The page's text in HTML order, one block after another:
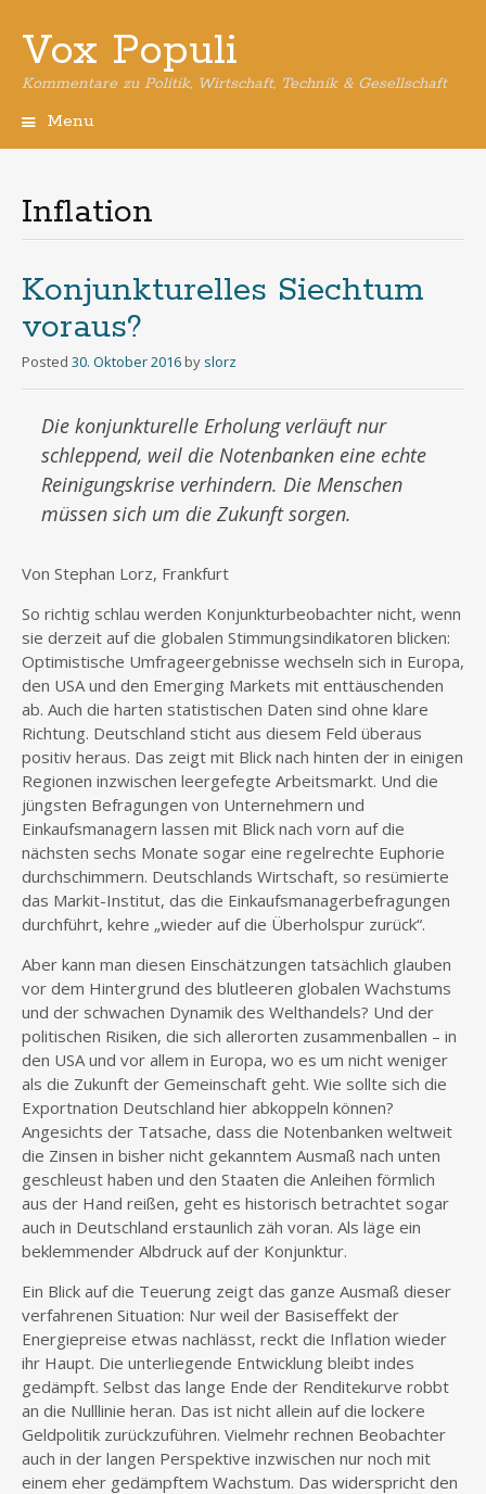
Vox Populi
Kommentare zu Politik, Wirtschaft, Technik & Gesellschaft
Menu
Inflation
Konjunkturelles Siechtum
voraus?
Posted 30. Oktober 2016 by slorz
Die konjunkturelle Erholung verläuft nur
schleppend, weil die Notenbanken eine echte
Reinigungskrise verhindern. Die Menschen
müssen sich um die Zukunft sorgen.
Von Stephan Lorz, Frankfurt
So richtig schlau werden Konjunkturbeobachter nicht, wenn
sie derzeit auf die globalen Stimmungsindikatoren blicken:
Optimistische Umfrageergebnisse wechseln sich in Europa,
den USA und den Emerging Markets mit enttäuschenden
ab. Auch die harten statistischen Daten sind ohne klare
Richtung. Deutschland sticht aus diesem Feld überaus
positiv heraus. Das zeigt mit Blick nach hinten der in einigen
Regionen inzwischen leergefegte Arbeitsmarkt. Und die
jüngsten Befragungen von Unternehmern und
Einkaufsmanagern lassen mit Blick nach vorn auf die
nächsten sechs Monate sogar eine regelrechte Euphorie
durchschimmern. Deutschlands Wirtschaft, so resümierte
das Markit-Institut, das die Einkaufsmanagerbefragungen
durchführt, kehre „wieder auf die Überholspur zurück“.
Aber kann man diesen Einschätzungen tatsächlich glauben
vor dem Hintergrund des blutleeren globalen Wachstums
und der schwachen Dynamik des Welthandels? Und der
politischen Risiken, die sich allerorten zusammenballen – in
den USA und vor allem in Europa, wo es um nicht weniger
als die Zukunft der Gemeinschaft geht. Wie sollte sich die
Exportnation Deutschland hier abkoppeln können?
Angesichts der Tatsache, dass die Notenbanken weltweit
die Zinsen in bisher nicht gekanntem Ausmaß nach unten
geschleust haben und den Staaten die Anleihen förmlich
aus der Hand reißen, geht es historisch betrachtet sogar
auch in Deutschland erstaunlich zäh voran. Als läge ein
beklemmender Albdruck auf der Konjunktur.
Ein Blick auf die Teuerung zeigt das ganze Ausmaß dieser
verfahrenen Situation: Nur weil der Basiseffekt der
Energiepreise etwas nachlässt, reckt die Inflation wieder
ihr Haupt. Die unterliegende Entwicklung bleibt indes
gedämpft. Selbst das lange Ende der Renditekurve robbt
an die Nulllinie heran. Das ist nicht allein auf die lockere
Geldpolitik zurückzuführen. Vielmehr rechnen Beobachter
auch in der langen Perspektive inzwischen nur noch mit
einem eher gedämpftem Wachstum. Das widerspricht den